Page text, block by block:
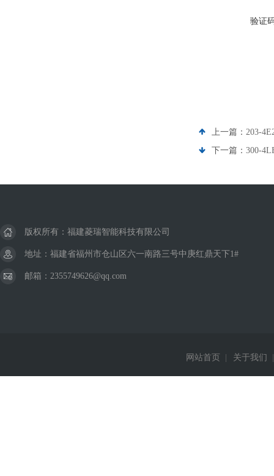
验证
上一篇： 203-
下一篇： 300-
版权所有：福建菱瑞智能科技有限公司
地址：福建省福州市仓山区六一南路三号中庚红鼎天下1#
邮箱：2355749626@qq.com
网站首页 关于我们